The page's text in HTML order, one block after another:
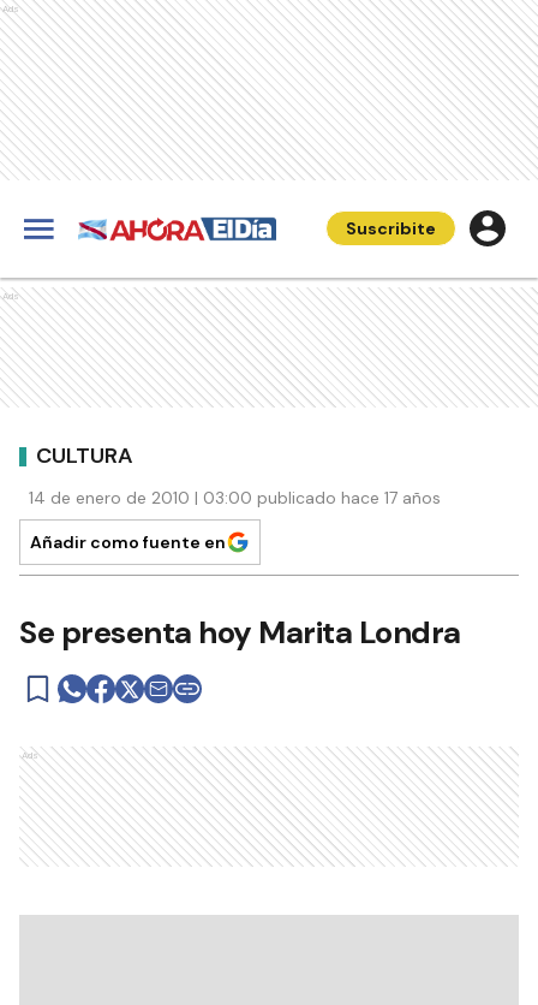
Ads
Suscribite
Ads
CULTURA
14 de enero de 2010 | 03:00 publicado hace 17 años
Añadir como fuente en
Se presenta hoy Marita Londra
Ads